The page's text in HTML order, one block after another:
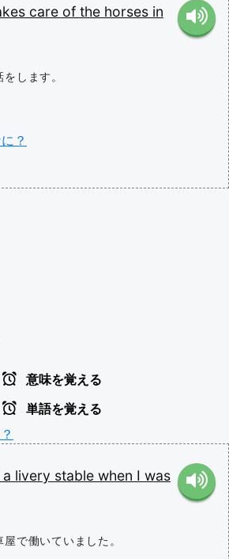
care of the horses in
します。
？
意味を覚える
単語を覚える
a livery stable when I was
で働いていました。